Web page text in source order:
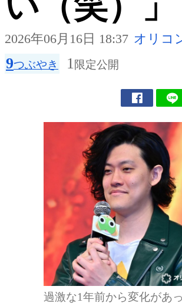
2026年06月16日 18:37 オリコ
9つぶやき 1 限定公開
過激な1年前から変化があ